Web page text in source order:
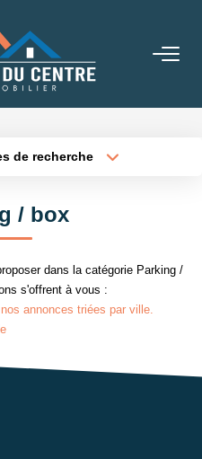
de recherche
Plus de critères
/ box
dans la catégorie Parking /
s'offrent à vous :
nos annonces triées par ville.